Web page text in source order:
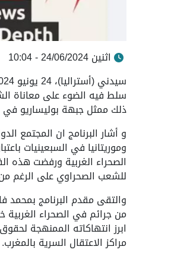
اثنين 24/06/2024 - 10:04
سلط فيه الضوء على معاناة
ذلك ممثل جبهة بوليساريو في
و أشار البرنامج ان المجتمع
وموريتانيا في السبعينيات
الصحراء الغربية ورفضت هذه
للشعب الصحراوي على الرغم
والتقى مقدم البرنامج بمحمد
من جرائم في الصحراء الغربية
ابرز انتهاكاته الممنهجة
مراكز الاعتقال السرية بالمغرب.